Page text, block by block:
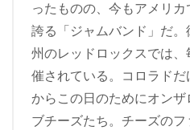
ったものの、今もアメリ
誇る「ジャムバンド」だ
州のレッドロックスでは
催されている。コロラド
からこの日のためにオン
ブチーズたち。チーズの